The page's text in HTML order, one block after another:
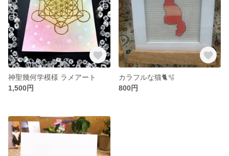
神聖幾何学模様 ラメアート
1,500円
カラフルな猫🐈🫧
800円